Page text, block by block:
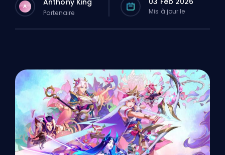
A
Partenaire Mis à jour le